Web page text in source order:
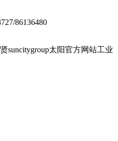
86136480
suncitygroup太阳官方网站工业